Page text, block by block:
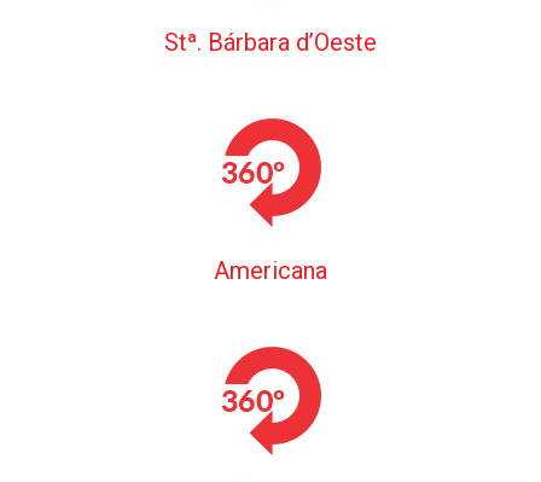
Stª. Bárbara d’Oeste
Americana